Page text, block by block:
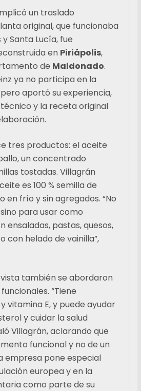
un traslado
original, que funcionaba
Santa Lucía, fue
en Piriápolis,
de Maldonado.
ya no participa en la
aportó su experiencia,
y la receta original
tres productos: el aceite
un concentrado
tostadas. Villagrán
es 100 % semilla de
en frío y sin agregados. “No
para usar como
ensaladas, pastas, quesos,
con helado de vainilla”,
también se abordaron
“Tiene
vitamina E, y puede ayudar
y cuidar la salud
Villagrán, aclarando que
funcional y no de un
empresa pone especial
europea y en la
como parte de su